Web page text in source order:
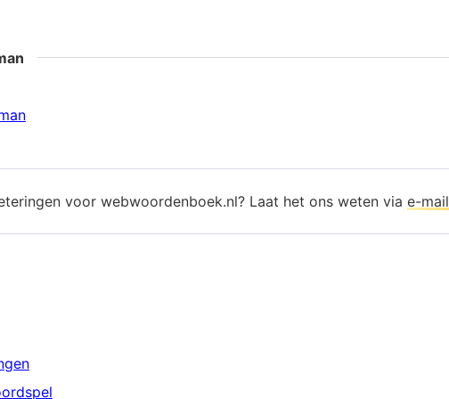
voor webwoordenboek.nl? Laat het ons weten via e-mail